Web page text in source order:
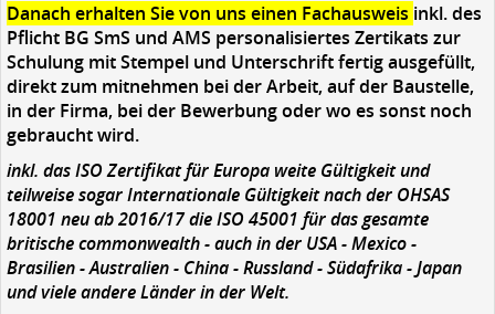
Danach erhalten Sie von uns einen Fachausweis inkl. des
Pflicht BG SmS und AMS personalisiertes Zertikats zur
Schulung mit Stempel und Unterschrift fertig ausgefüllt,
direkt zum mitnehmen bei der Arbeit, auf der Baustelle,
in der Firma, bei der Bewerbung oder wo es sonst noch
gebraucht wird.
inkl. das ISO Zertifikat für Europa weite Gültigkeit und
teilweise sogar Internationale Gültigkeit nach der OHSAS
18001 neu ab 2016/17 die ISO 45001 für das gesamte
britische commonwealth - auch in der USA - Mexico -
Brasilien - Australien - China - Russland - Südafrika - Japan
und viele andere Länder in der Welt.